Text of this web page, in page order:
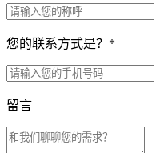
您的联系方式是？ *
留言